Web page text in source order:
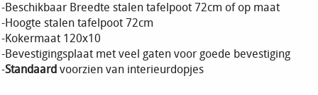
-Beschikbaar Breedte stalen tafelpoot 72cm of op maat
-Hoogte stalen tafelpoot 72cm
-Kokermaat 120x10
-Bevestigingsplaat met veel gaten voor goede bevestiging
-Standaardvoorzien van interieurdopjes